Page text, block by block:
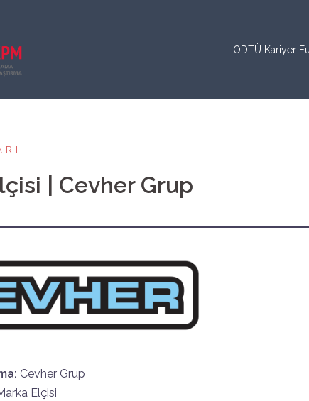
ODTÜ Kariyer
| Cevher Grup
Cevher Grup
Elçisi